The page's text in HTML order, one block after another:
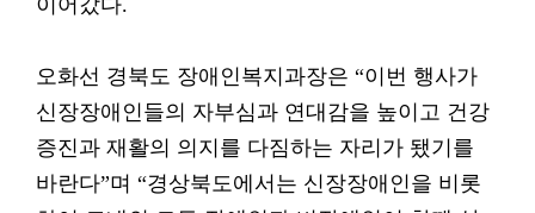
이어갔다.
오화선 경북도 장애인복지과장은 “이번 행사가
신장장애인들의 자부심과 연대감을 높이고 건강
증진과 재활의 의지를 다짐하는 자리가 됐기를
바란다”며 “경상북도에서는 신장장애인을 비롯